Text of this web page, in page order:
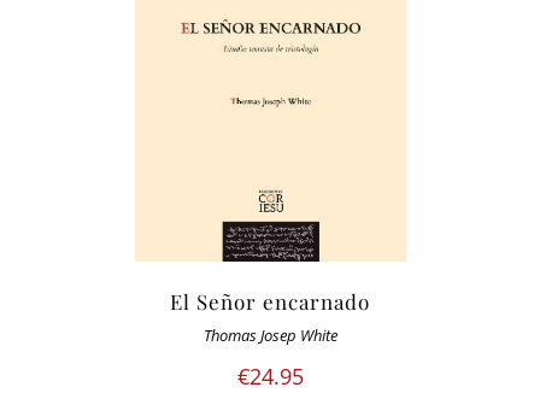
El Señor encarnado
Thomas Josep White
€24.95